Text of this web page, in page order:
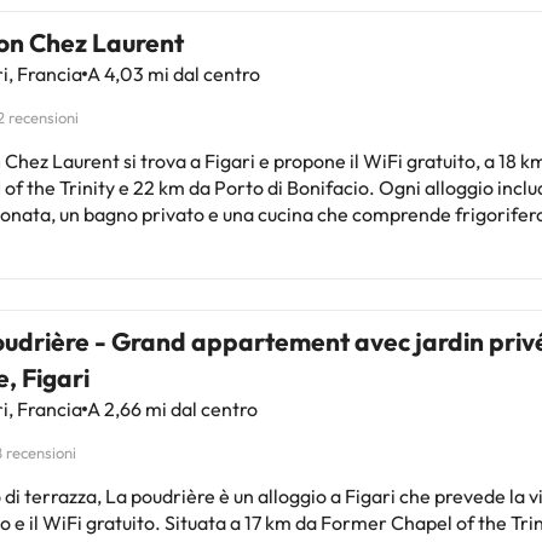
Chez Laurent
FranciaA 4,03 mi dal centro
recensioni
Chez Laurent si trova a Figari e propone il WiFi gratuito, a 18
Trinity e 22 km da Porto di Bonifacio. Ogni alloggio include l’aria
un bagno privato e una cucina che comprende
km dalla struttura. Aeroporto di Figari Sud Corse si trova a 4
struttura non è disponibile per feste di addio al nubilato/
di comunicare in anticipo a l'orario in cui prevedete di arrivare.
inserire questa informazione nella sezione Richieste Speciali
o contattare la struttura utilizzando i recapiti
della prenotazione. Struttura gestita da un host privato
- Grand appartement avec jardin
Figari
FranciaA 2,66 mi dal centro
recensioni
terrazza, La poudrière è un alloggio a Figari che prevede la
e il WiFi gratuito. Situata a 17 km da Former Chapel of the